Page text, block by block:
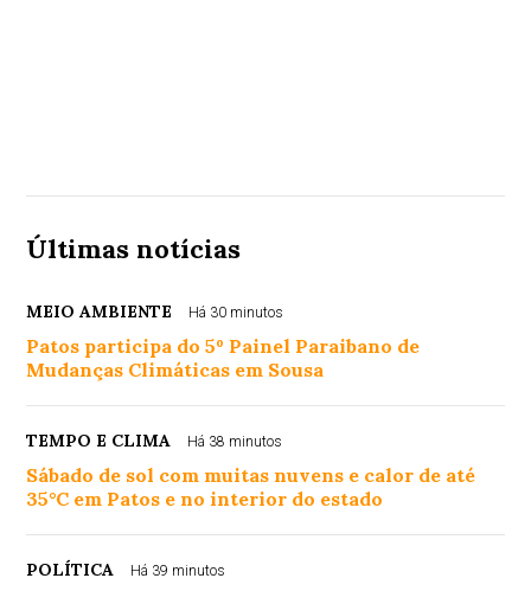
Últimas notícias
MEIO AMBIENTE Há 30 minutos
Patos participa do 5º Painel Paraibano de
Mudanças Climáticas em Sousa
TEMPO E CLIMA Há 38 minutos
Sábado de sol com muitas nuvens e calor de até
35°C em Patos e no interior do estado
POLÍTICA Há 39 minutos